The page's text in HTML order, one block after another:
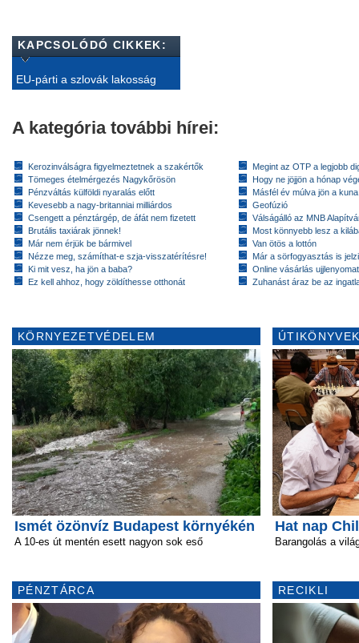
KAPCSOLÓDÓ CIKKEK:
EU-párti a szlovák lakosság
A kategória további hírei:
Kerozinválságra figyelmeztetnek a szakértők
Tömeges ételmérgezés Nagykőrösön
Pénzváltás külföldi nyaralás előtt
Kevesebb a nagy-britanniai milliárdos
Csengett a pénztárgép, de áfát nem fizetett
Brutális taxiárak jönnek!
Már nem érjük be bármivel
Nézze meg, számíthat-e szja-visszatérítésre!
Ki mit vesz, ha jön a baba?
Ez kell ahhoz, hogy zöldíthesse otthonát
Megint az OTP a legjobb
Hogy ne jöjjön a hónap
Másfél év múlva jön a
Geofúzió
Válságálló az MNB
Most könnyebb lesz a
Van ötös a lottón
Már a sörfogyasztás is
Online vásárlás
Zuhanást áraz be az
KÖRNYEZETVÉDELEM
Ismét özönvíz Budapest környékén
A 10-es út mentén esett nagyon sok eső
PÉNZTÁRCA
Hat nap
Barangolás a
RECIKLI